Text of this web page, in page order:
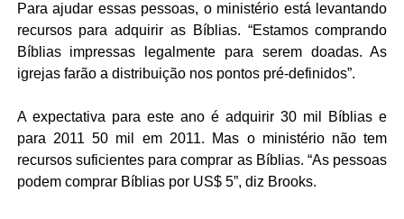
Para ajudar essas pessoas, o ministério está levantando
recursos para adquirir as Bíblias. “Estamos comprando
Bíblias impressas legalmente para serem doadas. As
igrejas farão a distribuição nos pontos pré-definidos”.
A expectativa para este ano é adquirir 30 mil Bíblias e
para 2011 50 mil em 2011. Mas o ministério não tem
recursos suficientes para comprar as Bíblias. “As pessoas
podem comprar Bíblias por US$ 5”, diz Brooks.